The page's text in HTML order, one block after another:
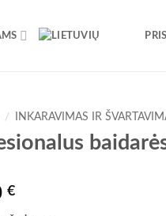
/ INKARAVIMAS IR
€